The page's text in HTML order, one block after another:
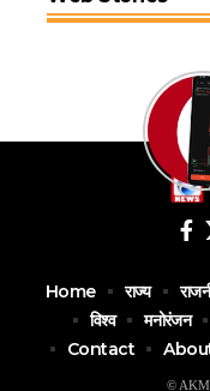
© AKM
Home राज्य
विश्व
मनोरंजन
Contact